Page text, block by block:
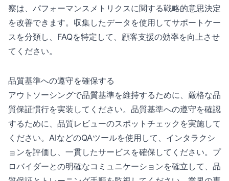
察は、パフォーマンスメトリクスに関する戦略的意思決定
を改善できます。収集したデータを使用してサポートケー
スを分類し、FAQを特定して、顧客支援の効率を向上させ
てください。
品質基準への遵守を確保する
アウトソーシングで品質基準を維持するために、厳格な品
質保証慣行を実装してください。品質基準への遵守を確認
するために、品質レビューのスポットチェックを実施して
ください。AIなどのQAツールを使用して、インタラクシ
ョンを評価し、一貫したサービスを確保してください。プ
ロバイダーとの明確なコミュニケーションを確立して、品